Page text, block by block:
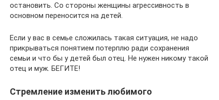
остановить. Со стороны женщины агрессивность в
основном переносится на детей.
Если у вас в семье сложилась такая ситуация, не надо
прикрываться понятием потерплю ради сохранения
семьи и что бы у детей был отец. Не нужен никому такой
отец и муж. БЕГИТЕ!
Стремление изменить любимого